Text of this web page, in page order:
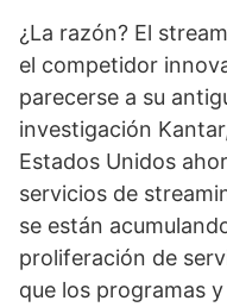
¿La razón? El
el competidor
parecerse a su
investigación
Estados Unidos
servicios de
se están
proliferación de
que los programas